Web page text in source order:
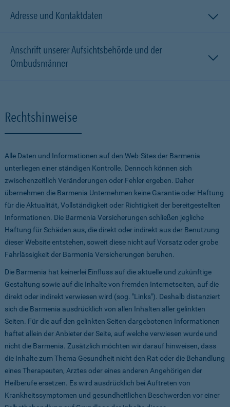
Adresse und Kontaktdaten
Anschrift unserer Aufsichtsbehörde und der
Ombudsmänner
Rechtshinweise
Alle Daten und Informationen auf den Web-Sites der Barmenia
unterliegen einer ständigen Kontrolle. Dennoch können sich
zwischenzeitlich Veränderungen oder Fehler ergeben. Daher
übernehmen die Barmenia Unternehmen keine Garantie oder Haftung
für die Aktualität, Vollständigkeit oder Richtigkeit der bereitgestellten
Informationen. Die Barmenia Versicherungen schließen jegliche
Haftung für Schäden aus, die direkt oder indirekt aus der Benutzung
dieser Website entstehen, soweit diese nicht auf Vorsatz oder grobe
Fahrlässigkeit der Barmenia Versicherungen beruhen.
Die Barmenia hat keinerlei Einfluss auf die aktuelle und zukünftige
Gestaltung sowie auf die Inhalte von fremden Internetseiten, auf die
direkt oder indirekt verwiesen wird (sog. "Links"). Deshalb distanziert
sich die Barmenia ausdrücklich von allen Inhalten aller gelinkten
Seiten. Für die auf den gelinkten Seiten dargebotenen Informationen
haftet allein der Anbieter der Seite, auf welche verwiesen wurde und
nicht die Barmenia. Zusätzlich möchten wir darauf hinweisen, dass
die Inhalte zum Thema Gesundheit nicht den Rat oder die Behandlung
eines Therapeuten, Arztes oder eines anderen Angehörigen der
Heilberufe ersetzen. Es wird ausdrücklich bei Auftreten von
Krankheitssymptomen und gesundheitlichen Beschwerden vor einer